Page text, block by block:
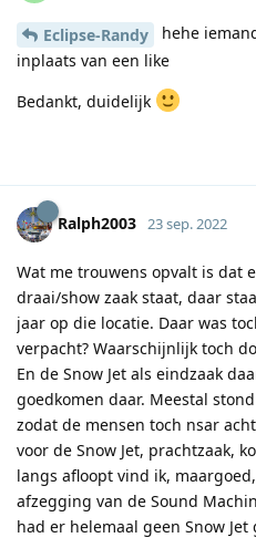
Eclipse-Randy
hehe
inplaats van een like
Bedankt, duidelijk
Ralph2003 23 sep. 2022
Wat me trouwens opvalt is dat
draai/show zaak staat, daar
jaar op die locatie. Daar was
verpacht? Waarschijnlijk toch
En de Snow Jet als eindzaak
goedkomen daar. Meestal
zodat de mensen toch nsar
voor de Snow Jet, prachtzaak,
langs afloopt vind ik,
afzegging van de Sound
had er helemaal geen Snow Jet